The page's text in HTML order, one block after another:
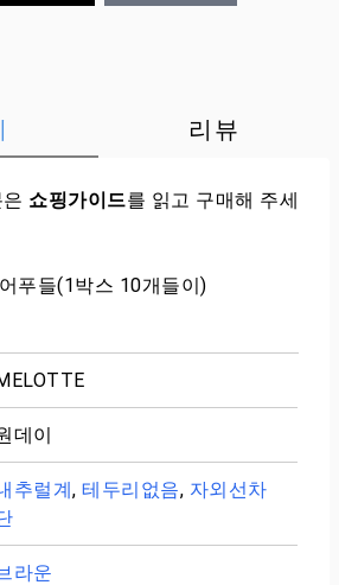
리뷰
쇼핑가이드를 읽고 구매해 주세
푸들(1박스 10개들이)
데이
추럴계, 테두리없음, 자외선차
라운